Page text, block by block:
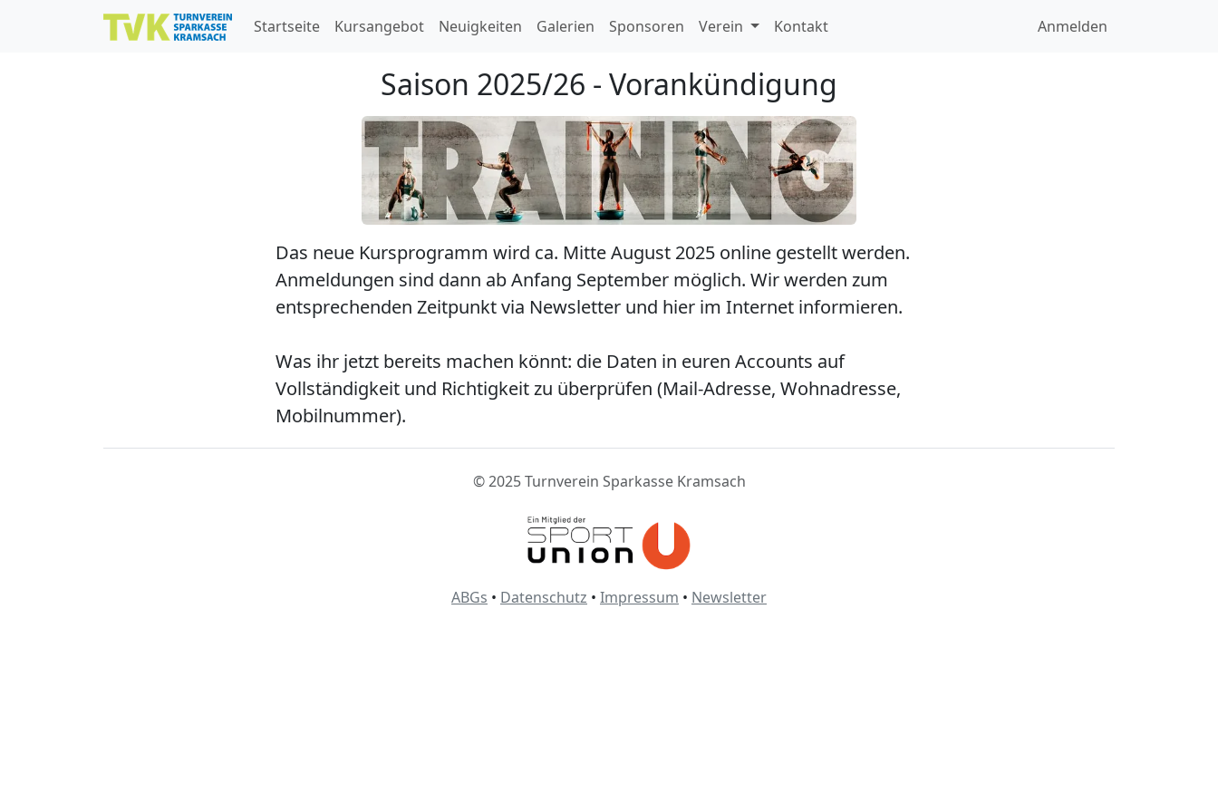
Skip to main content
Startseite
Kursangebot Neuigkeiten Galerien Sponsoren Verein Kontakt Anmelden
Saison 2025/26 - Vorankündigung
Das neue Kursprogramm wird ca. Mitte August 2025 online gestellt werden.
Anmeldungen sind dann ab Anfang September möglich. Wir werden zum
entsprechenden Zeitpunkt via Newsletter und hier im Internet informieren.
Was ihr jetzt bereits machen könnt: die Daten in euren Accounts auf
Vollständigkeit und Richtigkeit zu überprüfen (Mail-Adresse, Wohnadresse,
Mobilnummer).
© 2025 Turnverein Sparkasse Kramsach
ABGs • Datenschutz • Impressum • Newsletter